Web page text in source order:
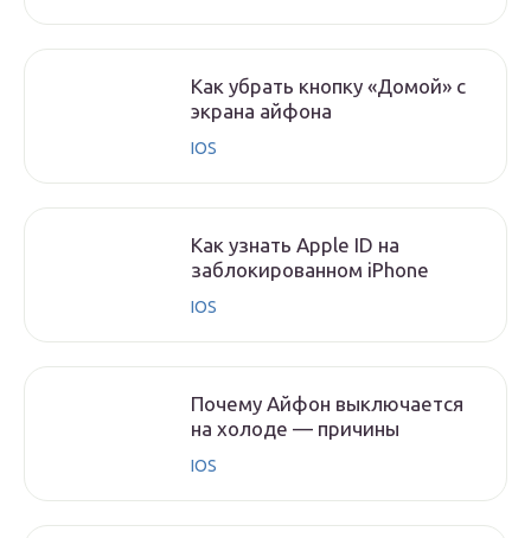
Как убрать кнопку «Домой» с
экрана айфона
IOS
Как узнать Apple ID на
заблокированном iPhone
IOS
Почему Айфон выключается
на холоде — причины
IOS